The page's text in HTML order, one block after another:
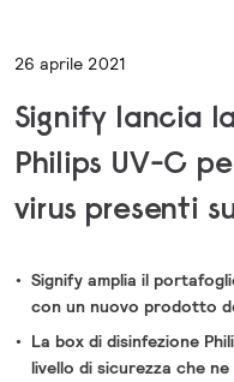
26 aprile 2021
Signify lancia
Philips UV-C
virus presenti
Signify amplia il
con un nuovo prodotto
La box di disinfezione
livello di sicurezza che